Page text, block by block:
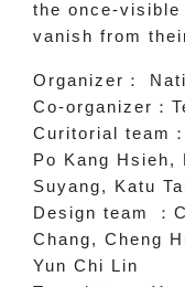
the once-visible
vanish from
Organizer ：
Co-organizer ：
Curitorial team ：
Po Kang Hsieh,
Suyang, Katu
Design team
：
Chang, Cheng
Yun Chi Lin